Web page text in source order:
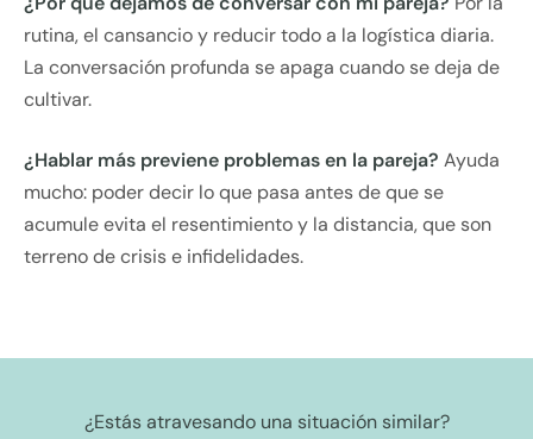
rutina, el cansancio y reducir todo a la logística diaria.
La conversación profunda se apaga cuando se deja de
cultivar.
¿Hablar más previene problemas en la pareja? Ayuda
mucho: poder decir lo que pasa antes de que se
acumule evita el resentimiento y la distancia, que son
terreno de crisis e infidelidades.
¿Estás atravesando una situación similar?